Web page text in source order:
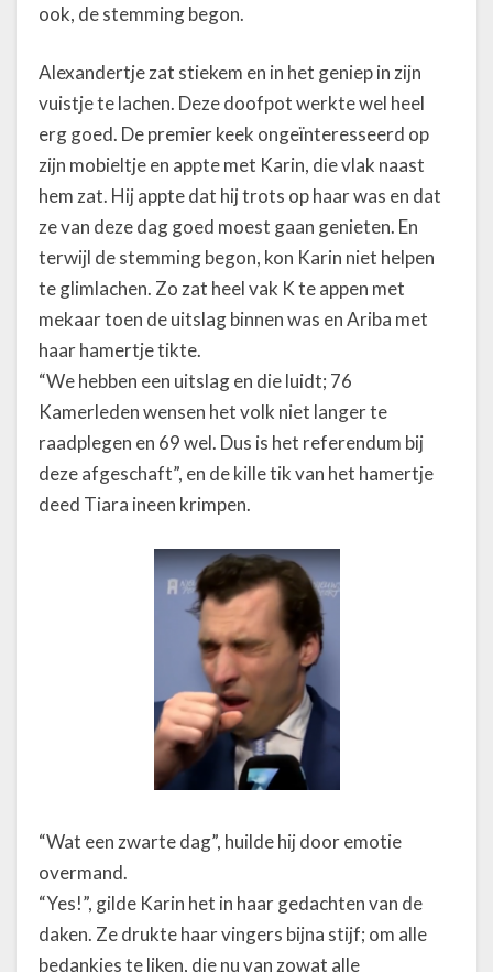
ook, de stemming begon.
Alexandertje zat stiekem en in het geniep in zijn
vuistje te lachen. Deze doofpot werkte wel heel
erg goed. De premier keek ongeïnteresseerd op
zijn mobieltje en appte met Karin, die vlak naast
hem zat. Hij appte dat hij trots op haar was en dat
ze van deze dag goed moest gaan genieten. En
terwijl de stemming begon, kon Karin niet helpen
te glimlachen. Zo zat heel vak K te appen met
mekaar toen de uitslag binnen was en Ariba met
haar hamertje tikte.
“We hebben een uitslag en die luidt; 76
Kamerleden wensen het volk niet langer te
raadplegen en 69 wel. Dus is het referendum bij
deze afgeschaft”, en de kille tik van het hamertje
deed Tiara ineen krimpen.
“Wat een zwarte dag”, huilde hij door emotie
overmand.
“Yes!”, gilde Karin het in haar gedachten van de
daken. Ze drukte haar vingers bijna stijf; om alle
bedankjes te liken, die nu van zowat alle